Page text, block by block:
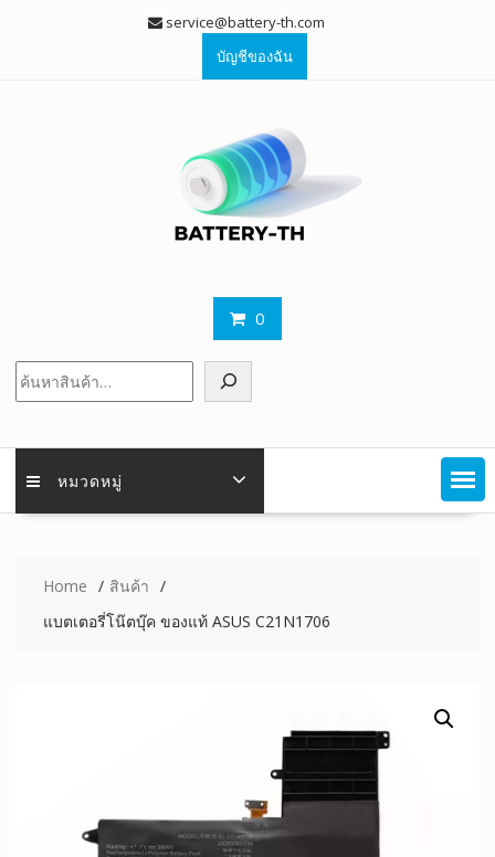
service@battery-th.com
บัญชีของฉัน
0
หมวดหมู่
Home
สินค้า
แบตเตอรี่โน๊ตบุ๊ค ของแท้ ASUS C21N1706